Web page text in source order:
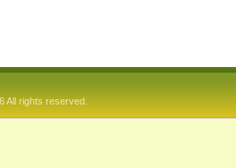
All rights reserved.